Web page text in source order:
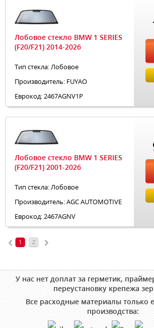
Лобовое стекло BMW 1 SERIES
(F20/F21) 2014-2026
Тип стекла: Лобовое
Производитель: FUYAO
Еврокод: 2467AGNV1P
Лобовое стекло BMW 1 SERIES
(F20/F21) 2001-2026
Тип стекла: Лобовое
Производитель: AGC AUTOMOTIVE
Еврокод: 2467AGNV
1 2
У нас нет доплат за герметик,
переустановку крепежа
Все расходные материалы только
производства: